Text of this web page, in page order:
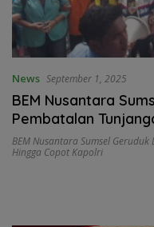
News September 1, 2025
BEM Nusantara
Pembatalan
Kapolri
BEM Nusantara Sumsel
Hingga Copot Kapolri